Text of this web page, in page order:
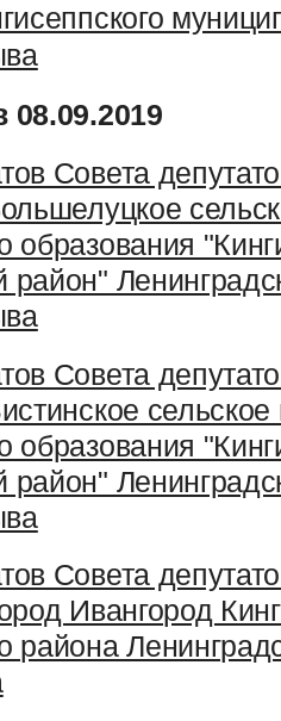
08.09.2019
Совета
образования
Совета
образования
Совета
Ивангород
района